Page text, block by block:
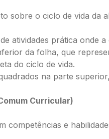
sobre o ciclo de vida da
atividades prática onde a
da folha, que
do ciclo de vida.
na parte
Curricular)
competências e